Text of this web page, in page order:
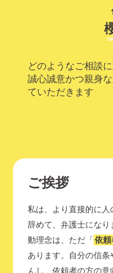
どのようなご相談に
誠心誠意かつ親身
ていただきます
ご挨拶
私は、より直接的に
辞めて、弁護士にな
動理念は、ただ「 依頼
あります。自分の信
んし、依頼者の方の